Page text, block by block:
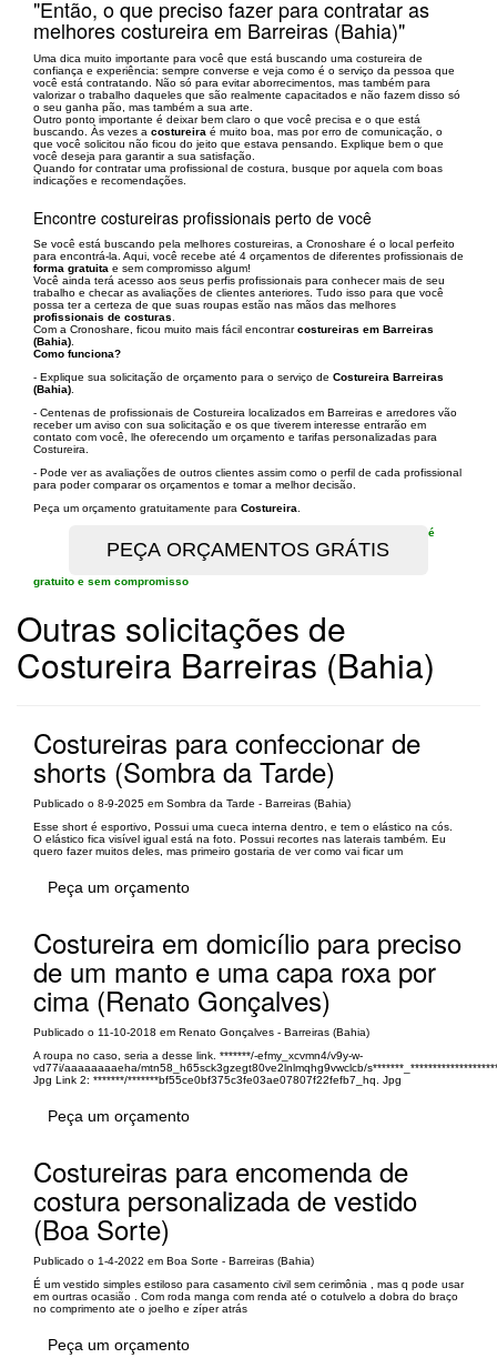
"Então, o que preciso fazer para contratar as
melhores costureira em Barreiras (Bahia)"
Uma dica muito importante para você que está buscando uma costureira de
confiança e experiência: sempre converse e veja como é o serviço da pessoa que
você está contratando. Não só para evitar aborrecimentos, mas também para
valorizar o trabalho daqueles que são realmente capacitados e não fazem disso só
o seu ganha pão, mas também a sua arte.
Outro ponto importante é deixar bem claro o que você precisa e o que está
buscando. Às vezes a costureira é muito boa, mas por erro de comunicação, o
que você solicitou não ficou do jeito que estava pensando. Explique bem o que
você deseja para garantir a sua satisfação.
Quando for contratar uma profissional de costura, busque por aquela com boas
indicações e recomendações.
Encontre costureiras profissionais perto de você
Se você está buscando pela melhores costureiras, a Cronoshare é o local perfeito
para encontrá-la. Aqui, você recebe até 4 orçamentos de diferentes profissionais de
forma gratuita e sem compromisso algum!
Você ainda terá acesso aos seus perfis profissionais para conhecer mais de seu
trabalho e checar as avaliações de clientes anteriores. Tudo isso para que você
possa ter a certeza de que suas roupas estão nas mãos das melhores
profissionais de costuras
Com a Cronoshare, ficou muito mais fácil encontrarcostureiras em Barreiras
(Bahia)
Como funciona?
- Explique sua solicitação de orçamento para o serviço de Costureira Barreiras
(Bahia)
- Centenas de profissionais de Costureira localizados em Barreiras e arredores vão
receber um aviso con sua solicitação e os que tiverem interesse entrarão em
contato com você, lhe oferecendo um orçamento e tarifas personalizadas para
Costureira.
- Pode ver as avaliações de outros clientes assim como o perfil de cada profissional
para poder comparar os orçamentos e tomar a melhor decisão.
Peça um orçamento gratuitamente para Costureira
é
gratuito e sem compromisso
Outras solicitações de
Costureira Barreiras (Bahia)
Costureiras para confeccionar de
shorts (Sombra da Tarde)
Publicado o 8-9-2025 em Sombra da Tarde - Barreiras (Bahia)
Esse short é esportivo, Possui uma cueca interna dentro, e tem o elástico na cós.
O elástico fica visível igual está na foto. Possui recortes nas laterais também. Eu
quero fazer muitos deles, mas primeiro gostaria de ver como vai ficar um
Peça um orçamento
Costureira em domicílio para preciso
de um manto e uma capa roxa por
cima (Renato Gonçalves)
Publicado o 11-10-2018 em Renato Gonçalves - Barreiras (Bahia)
A roupa no caso, seria a desse link. *******/-efmy_xcvmn4/v9y-w-
vd77i/aaaaaaaaeha/mtn58_h65sck3gzegt80ve2lnlmqhg9vwclcb/
Jpg Link 2: *******/*******bf55ce0bf375c3fe03ae07807f22fefb7_hq. Jpg
Peça um orçamento
Costureiras para encomenda de
costura personalizada de vestido
(Boa Sorte)
Publicado o 1-4-2022 em Boa Sorte - Barreiras (Bahia)
É um vestido simples estiloso para casamento civil sem cerimônia , mas q pode usar
em ourtras ocasião . Com roda manga com renda até o cotulvelo a dobra do braço
no comprimento ate o joelho e zíper atrás
Peça um orçamento